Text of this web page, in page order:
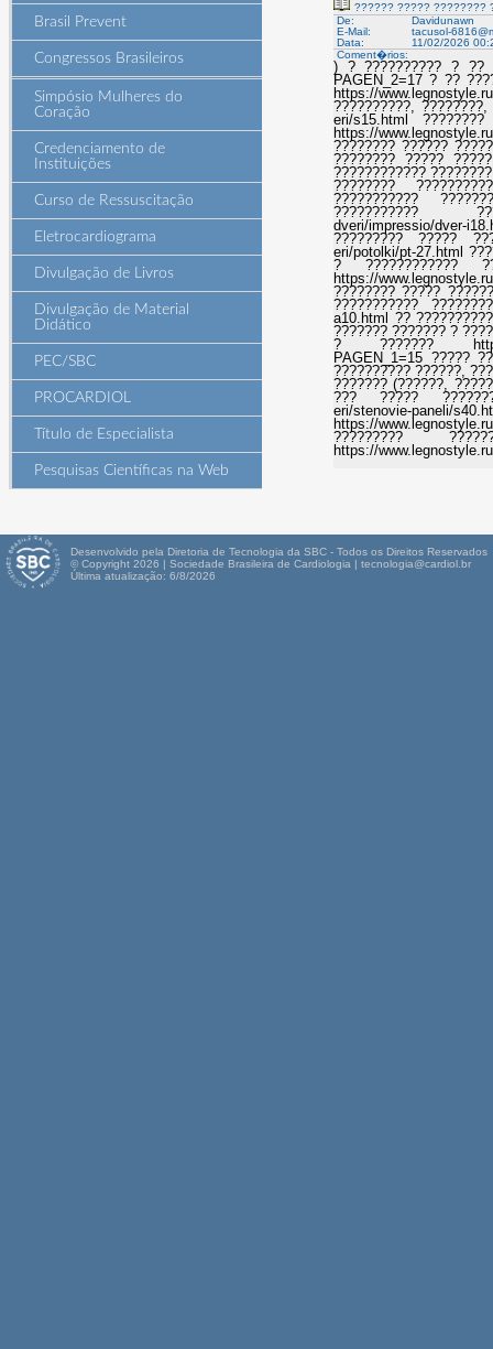
Brasil Prevent
Congressos Brasileiros
Simpósio Mulheres do
Coração
Credenciamento de
Instituições
Curso de Ressuscitação
Eletrocardiograma
Divulgação de Livros
Divulgação de Material
Didático
PEC/SBC
PROCARDIOL
Título de Especialista
Pesquisas Científicas na Web
?????? ????? ????????
De:
Davidunawn
E-Mail:
tacusol-
Data:
11/02/2026
Coment�rios:
) ? ?????????? ? ??
PAGEN_2=17 ? ??
https://
??????????,
eri/s15.html
https://
???????? ??????
???????? ?????
????????????
????????
???????????
???????????
dveri/impressio/dver-
????????? ?????
eri/potolki/pt-27.html
? ????????????
https://
???????? ?????
???????????
a10.html ??
??????? ??????? ?
? ??????? https://
PAGEN_1=15 ?????
?????????? ??????,
??????? (??????,
??? ?????
eri/stenovie-paneli/
https://
?????????
https://
Desenvolvido pela Diretoria de Tecnologia da SBC - Todos os Direitos Reservados
© Copyright 2026 | Sociedade Brasileira de Cardiologia | tecnologia@cardiol.br
Última atualização: 6/8/2026